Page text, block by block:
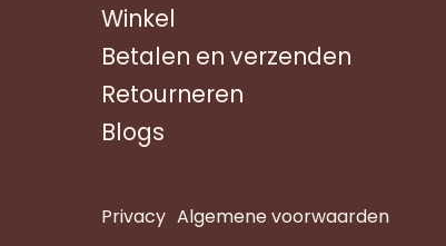
Winkel
Betalen en verzenden
Retourneren
Blogs
Privacy Algemene voorwaarden